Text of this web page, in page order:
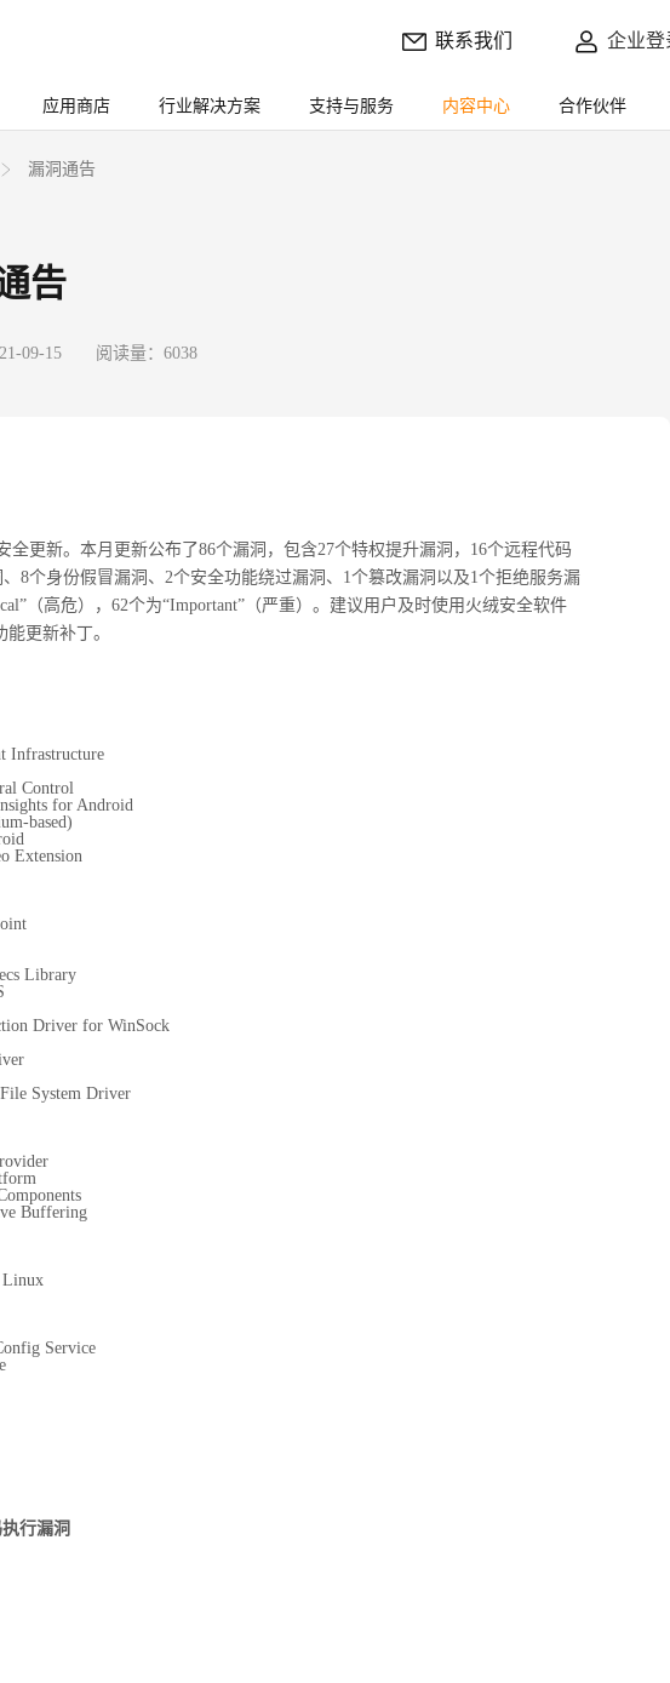
联系我们 企业登
应用商店 行业解决方案 支持与服务 内容中心 合作伙伴
漏洞通告
告
09-15 阅读量：6038
全更新。本月更新公布了86个漏洞，包含27个特权提升漏洞， 16个远程代码
8个身份假冒漏洞、 2个安全功能绕过漏洞、 1个篡改漏洞以及1个拒绝服务漏
”（高危）， 62个为“Important”（严重）。建议用户及时使用火绒安全软件
更新补丁。
Infrastructure
Control
for Android
based)
Extension
Library
Driver for WinSock
System Driver
Buffering
Linux
Service
行漏洞
技术揭秘|代码追踪工具分享及应用指